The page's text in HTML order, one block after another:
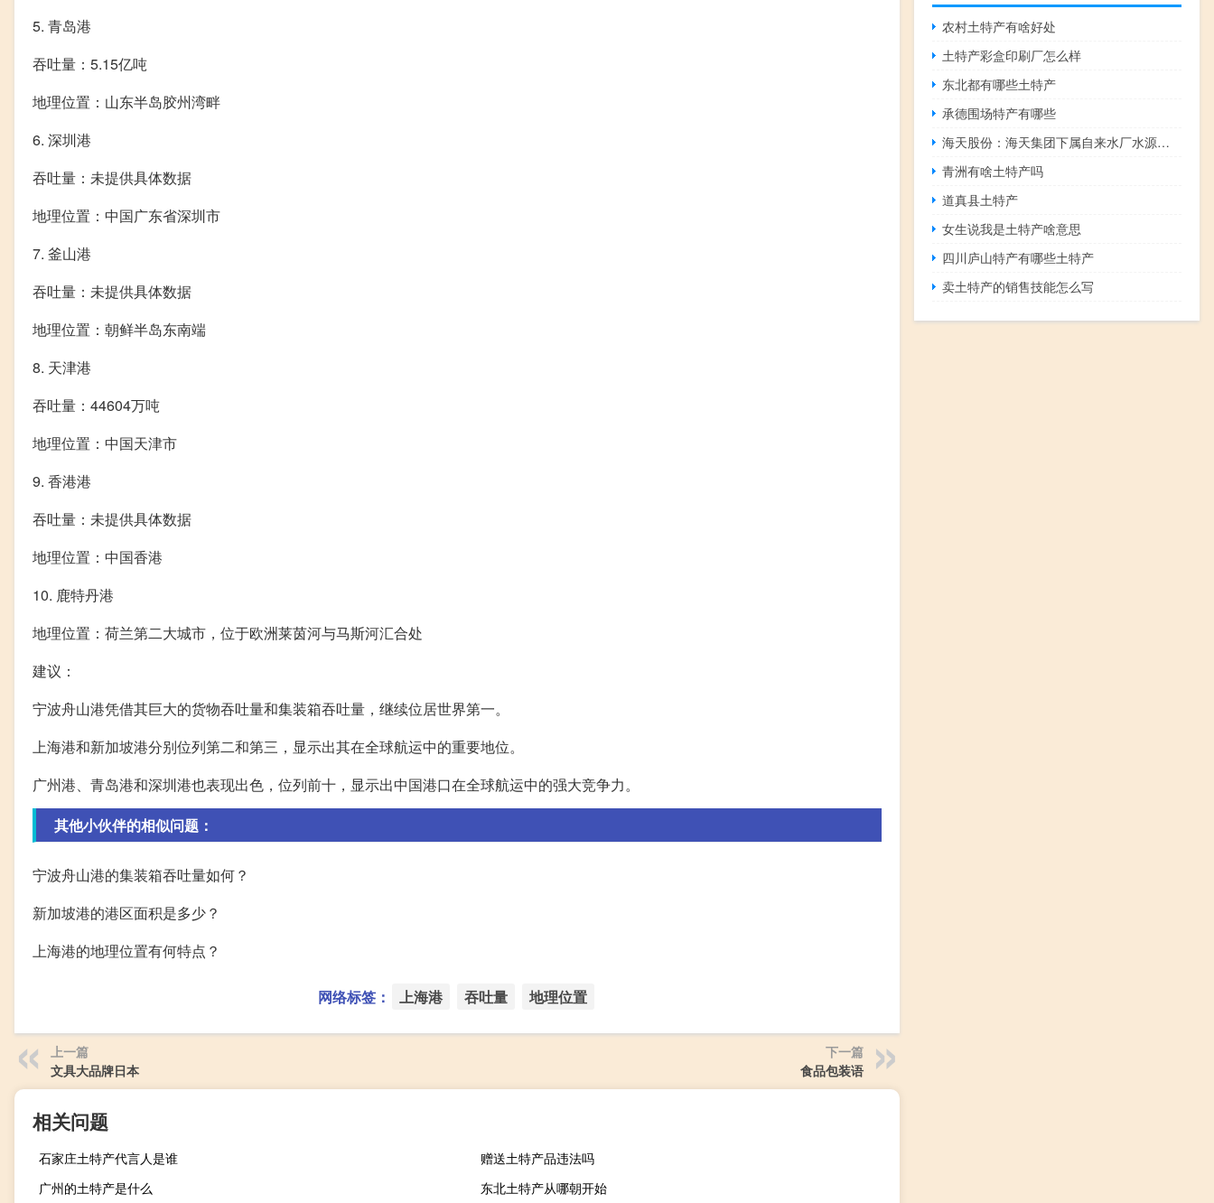
5. 青岛港
吞吐量：5.15亿吨
地理位置：山东半岛胶州湾畔
6. 深圳港
吞吐量：未提供具体数据
地理位置：中国广东省深圳市
7. 釜山港
吞吐量：未提供具体数据
地理位置：朝鲜半岛东南端
8. 天津港
吞吐量：44604万吨
地理位置：中国天津市
9. 香港港
吞吐量：未提供具体数据
地理位置：中国香港
10. 鹿特丹港
地理位置：荷兰第二大城市，位于欧洲莱茵河与马斯河汇合处
建议：
宁波舟山港凭借其巨大的货物吞吐量和集装箱吞吐量，继续位居世界第一。
上海港和新加坡港分别位列第二和第三，显示出其在全球航运中的重要地位。
广州港、青岛港和深圳港也表现出色，位列前十，显示出中国港口在全球航运中的强大竞争力。
其他小伙伴的相似问题：
宁波舟山港的集装箱吞吐量如何？
新加坡港的港区面积是多少？
上海港的地理位置有何特点？
网络标签： 上海港 吞吐量 地理位置
上一篇
文具大品牌日本
下一篇
食品包装语
相关问题
石家庄土特产代言人是谁
赠送土特产品违法吗
广州的土特产是什么
东北土特产从哪朝开始
农村土特产有啥好处
土特产彩盒印刷厂怎么样
东北都有哪些土特产
承德围场特产有哪些
海天股份：海天集团下属自来水厂水源为水库水或河水目前尚未发现原水水质污染情况
青洲有啥土特产吗
道真县土特产
女生说我是土特产啥意思
四川庐山特产有哪些土特产
卖土特产的销售技能怎么写